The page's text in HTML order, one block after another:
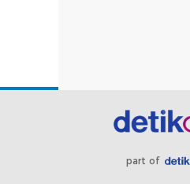
part of